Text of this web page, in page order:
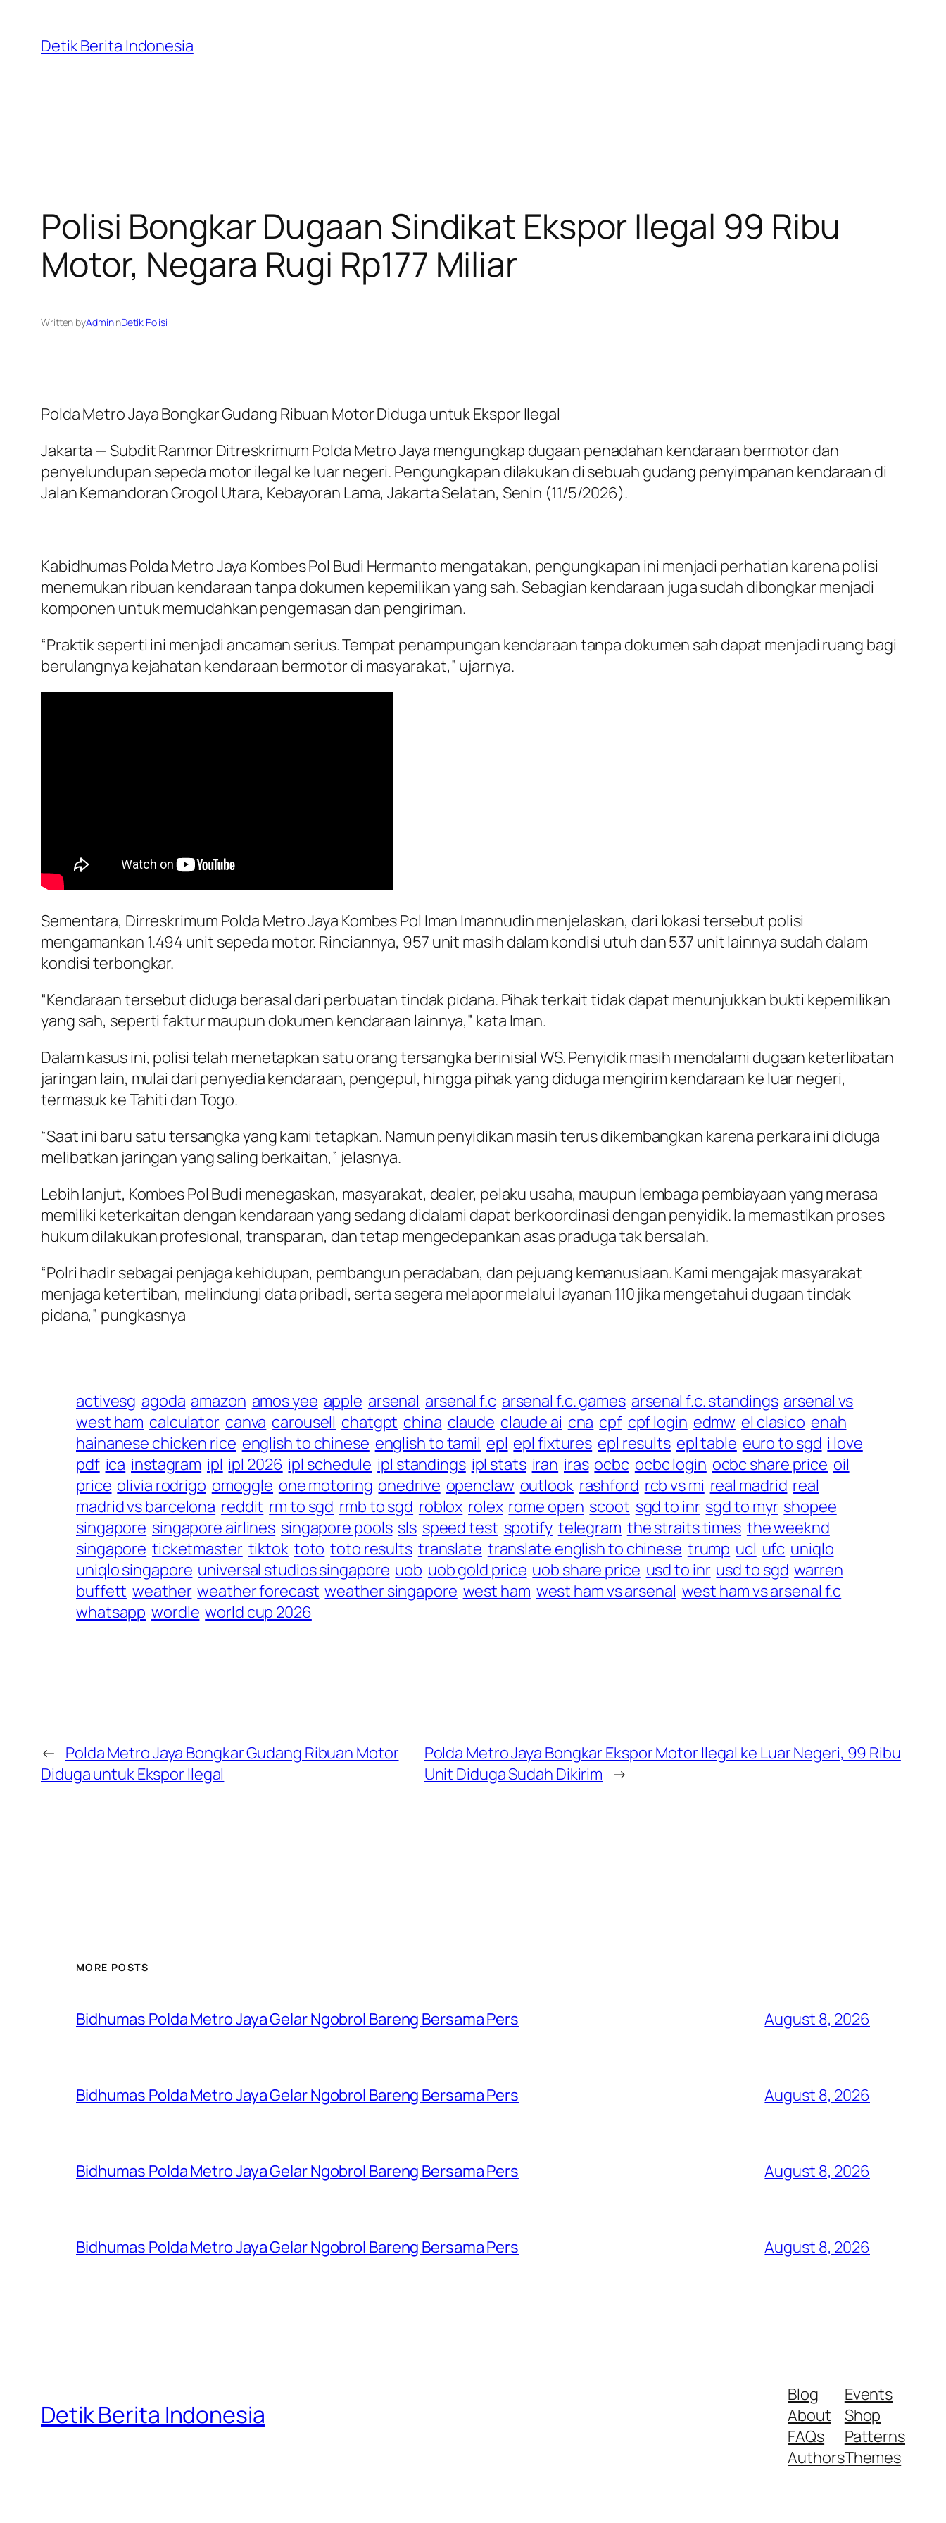
content
Detik Berita Indonesia
Polisi Bongkar Dugaan Sindikat Ekspor Ilegal 99 Ribu
Motor, Negara Rugi Rp177 Miliar
Written byAdmininDetik Polisi
Polda Metro Jaya Bongkar Gudang Ribuan Motor Diduga untuk Ekspor Ilegal
Jakarta — Subdit Ranmor Ditreskrimum Polda Metro Jaya mengungkap dugaan penadahan kendaraan bermotor dan
penyelundupan sepeda motor ilegal ke luar negeri. Pengungkapan dilakukan di sebuah gudang penyimpanan kendaraan di
Jalan Kemandoran Grogol Utara, Kebayoran Lama, Jakarta Selatan, Senin (11/5/2026).
Kabidhumas Polda Metro Jaya Kombes Pol Budi Hermanto mengatakan, pengungkapan ini menjadi perhatian karena polisi
menemukan ribuan kendaraan tanpa dokumen kepemilikan yang sah. Sebagian kendaraan juga sudah dibongkar menjadi
komponen untuk memudahkan pengemasan dan pengiriman.
“Praktik seperti ini menjadi ancaman serius. Tempat penampungan kendaraan tanpa dokumen sah dapat menjadi ruang bagi
berulangnya kejahatan kendaraan bermotor di masyarakat,” ujarnya.
Sementara, Dirreskrimum Polda Metro Jaya Kombes Pol Iman Imannudin menjelaskan, dari lokasi tersebut polisi
mengamankan 1.494 unit sepeda motor. Rinciannya, 957 unit masih dalam kondisi utuh dan 537 unit lainnya sudah dalam
kondisi terbongkar.
“Kendaraan tersebut diduga berasal dari perbuatan tindak pidana. Pihak terkait tidak dapat menunjukkan bukti kepemilikan
yang sah, seperti faktur maupun dokumen kendaraan lainnya,” kata Iman.
Dalam kasus ini, polisi telah menetapkan satu orang tersangka berinisial WS. Penyidik masih mendalami dugaan keterlibatan
jaringan lain, mulai dari penyedia kendaraan, pengepul, hingga pihak yang diduga mengirim kendaraan ke luar negeri,
termasuk ke Tahiti dan Togo.
“Saat ini baru satu tersangka yang kami tetapkan. Namun penyidikan masih terus dikembangkan karena perkara ini diduga
melibatkan jaringan yang saling berkaitan,” jelasnya.
Lebih lanjut, Kombes Pol Budi menegaskan, masyarakat, dealer, pelaku usaha, maupun lembaga pembiayaan yang merasa
memiliki keterkaitan dengan kendaraan yang sedang didalami dapat berkoordinasi dengan penyidik. Ia memastikan proses
hukum dilakukan profesional, transparan, dan tetap mengedepankan asas praduga tak bersalah.
“Polri hadir sebagai penjaga kehidupan, pembangun peradaban, dan pejuang kemanusiaan. Kami mengajak masyarakat
menjaga ketertiban, melindungi data pribadi, serta segera melapor melalui layanan 110 jika mengetahui dugaan tindak
pidana,” pungkasnya
activesg agoda amazon amos yee apple arsenal arsenal f.c arsenal f.c. games arsenal f.c. standings arsenal vs
west ham calculator canva carousell chatgpt china claude claude ai cna cpf cpf login edmw el clasico enah
hainanese chicken rice english to chinese english to tamil epl epl fixtures epl results epl table euro to sgd i love
pdf ica instagram ipl ipl 2026 ipl schedule ipl standings ipl stats iran iras ocbc ocbc login ocbc share price oil
price olivia rodrigo omoggle one motoring onedrive openclaw outlook rashford rcb vs mi real madrid real
madrid vs barcelona reddit rm to sgd rmb to sgd roblox rolex rome open scoot sgd to inr sgd to myr shopee
singapore singapore airlines singapore pools sls speed test spotify telegram the straits times the weeknd
singapore ticketmaster tiktok toto toto results translate translate english to chinese trump ucl ufc uniqlo
uniqlo singapore universal studios singapore uob uob gold price uob share price usd to inr usd to sgd warren
buffett weather weather forecast weather singapore west ham west ham vs arsenal west ham vs arsenal f.c
whatsapp wordle world cup 2026
← Polda Metro Jaya Bongkar Gudang Ribuan Motor
Diduga untuk Ekspor Ilegal
Polda Metro Jaya Bongkar Ekspor Motor Ilegal ke Luar Negeri, 99 Ribu
Unit Diduga Sudah Dikirim →
MORE POSTS
Bidhumas Polda Metro Jaya Gelar Ngobrol Bareng Bersama Pers August 8, 2026
Bidhumas Polda Metro Jaya Gelar Ngobrol Bareng Bersama Pers August 8, 2026
Bidhumas Polda Metro Jaya Gelar Ngobrol Bareng Bersama Pers August 8, 2026
Bidhumas Polda Metro Jaya Gelar Ngobrol Bareng Bersama Pers August 8, 2026
Detik Berita Indonesia
Blog
About
FAQs
Authors
Events
Shop
Patterns
Themes